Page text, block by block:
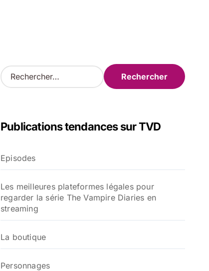
R
e
r
e
r
:
Publications tendances sur TVD
Episodes
Les meilleures plateformes légales pour
regarder la série The Vampire Diaries en
streaming
La boutique
Personnages